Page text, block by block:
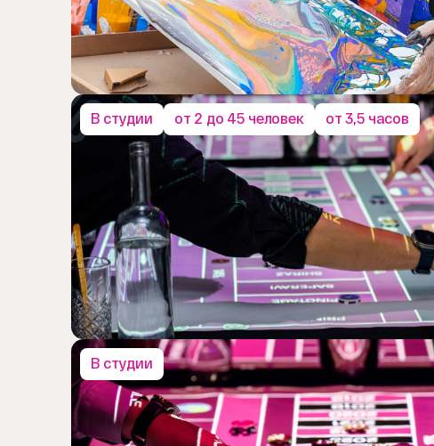
В студии от 2 до 45 человек от 3,5 часов
В студии